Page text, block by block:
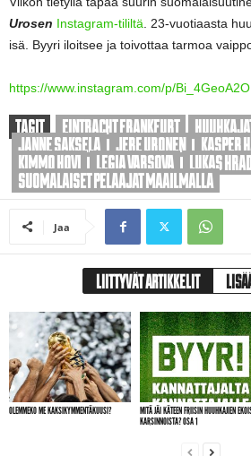
Urosen Instagram-tililtä . 23-vuotiaasta
isä. Byyri iloitsee ja toivottaa tarmoa
https://www.instagram.com/p/
TAGIT EINTRACHT FRANKFURT
JANNE SAKSELA
JERE URONEN
KASPER
KIMMO HOVI
LEGIA VARSOVA LUKAS
SUOMALAISET PELAAJAT MAAILMALLA
Jaa
LIITTYVÄT ARTIKKELIT
OLEMMEKO ME KAKSIKYMMENTÄKUUSI?
MITÄ JÄI KÄTEEN FRIISIN HUUHKAJIEN
KARSINNOISTA? OSA 1